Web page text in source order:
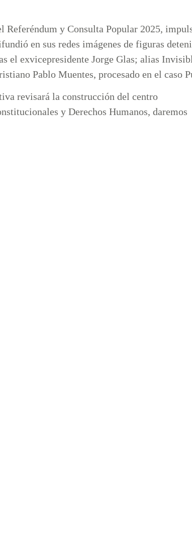
Referéndum y Consulta Popular 2025,
en sus redes imágenes de figuras
el exvicepresidente Jorge Glas; alias
Pablo Muentes, procesado en el caso
revisará la construcción del centro
y Derechos Humanos, daremos